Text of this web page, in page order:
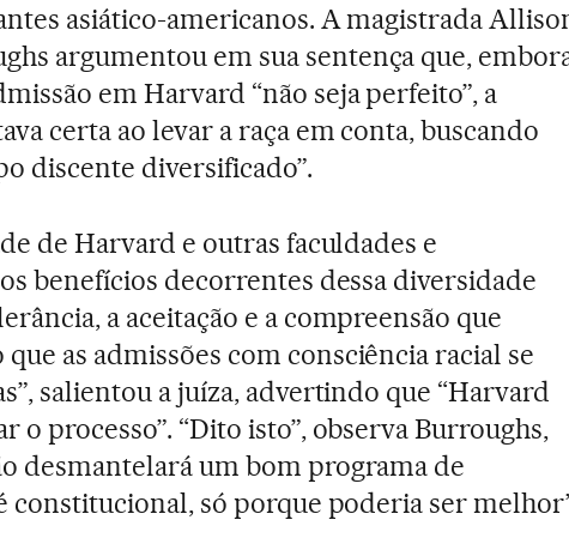
asiático-americanos. A magistrada
argumentou em sua sentença que,
em Harvard “não seja perfeito”, a
certa ao levar a raça em conta, buscando
discente diversificado”.
de Harvard e outras faculdades e
benefícios decorrentes dessa diversidade
a aceitação e a compreensão que
as admissões com consciência racial se
salientou a juíza, advertindo que “Harvard
o processo”. “Dito isto”, observa Burroughs,
desmantelará um bom programa de
constitucional, só porque poderia ser